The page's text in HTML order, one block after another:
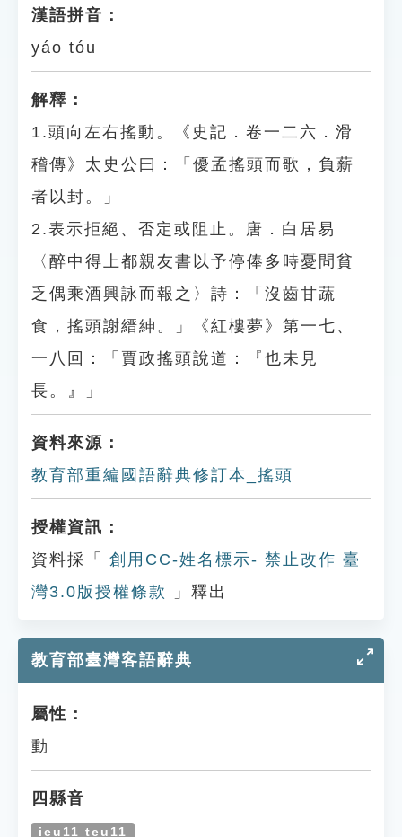
漢語拼音：
yáo tóu
解釋：
1.頭向左右搖動。《史記．卷一二六．滑
稽傳》太史公曰：「優孟搖頭而歌，負薪
者以封。」
2.表示拒絕、否定或阻止。唐．白居易
〈醉中得上都親友書以予停俸多時憂問貧
乏偶乘酒興詠而報之〉詩：「沒齒甘蔬
食，搖頭謝縉紳。」《紅樓夢》第一七、
一八回：「賈政搖頭說道：『也未見
長。』」
資料來源：
教育部重編國語辭典修訂本_搖頭
授權資訊：
資料採「
創用CC-姓名標示- 禁止改作 臺
灣3.0版授權條款
」釋出
教育部臺灣客語辭典
屬性：
動
四縣音
ieu11 teu11